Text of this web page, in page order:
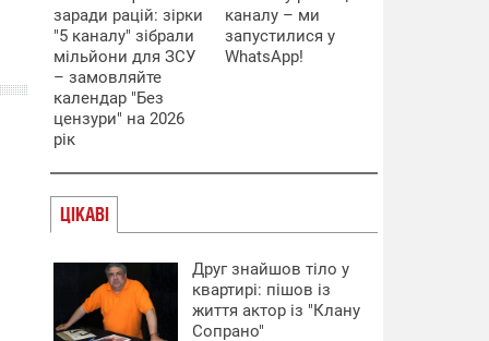
заради рацій: зірки
"5 каналу" зібрали
мільйони для ЗСУ
– замовляйте
календар "Без
цензури" на 2026
рік
каналу – ми
запустилися у
WhatsApp!
ЦІКАВІ
Друг знайшов тіло у
квартирі: пішов із
життя актор із "Клану
Сопрано"